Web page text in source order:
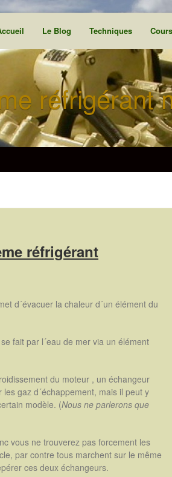
Le Blog Techniques
réfrigérant
réfrigérant
d´évacuer la chaleur d´un élément du
fait par l´eau de mer via un élément
du moteur , un échangeur
gaz d´échappement, mais il peut y
modèle. (Nous ne parlerons que
vous ne trouverez pas forcement les
par contre tous marchent sur le même
ces deux échangeurs.